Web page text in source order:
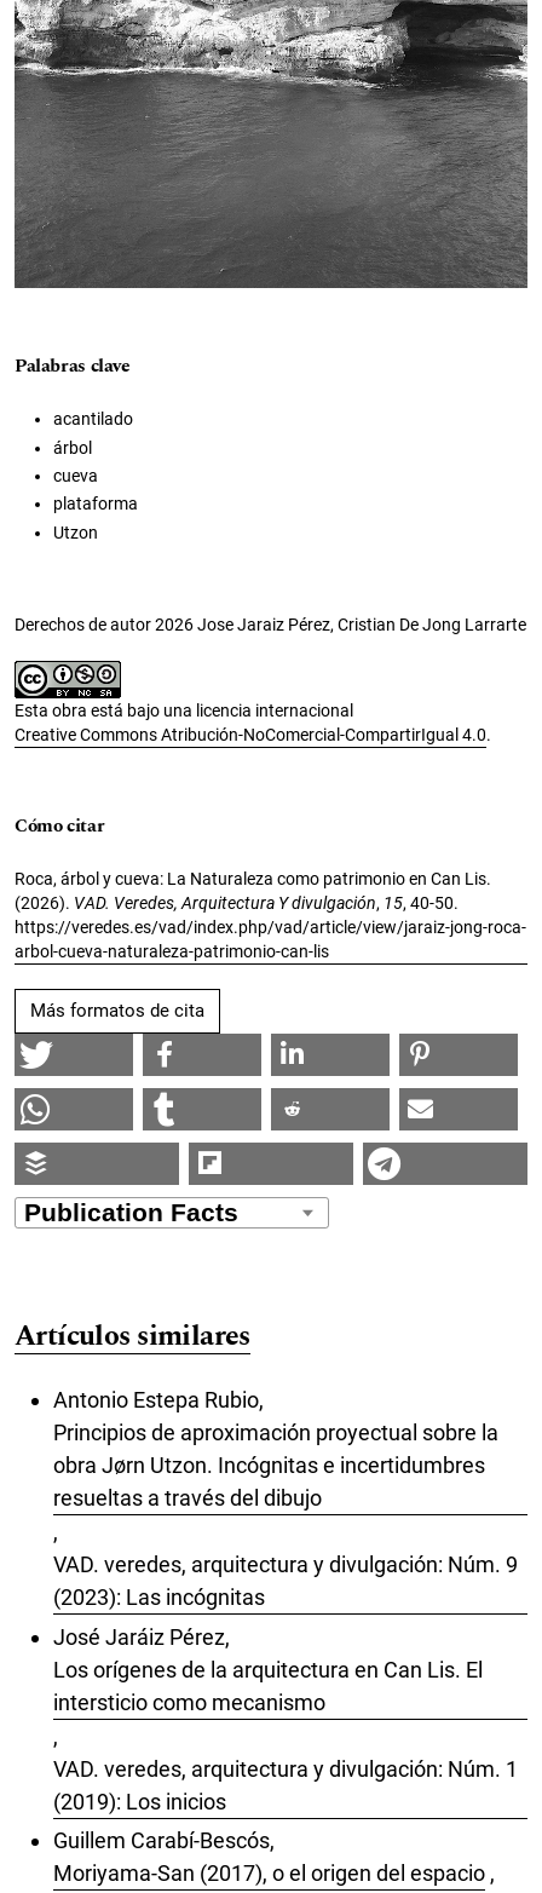
Palabras clave
acantilado
árbol
cueva
plataforma
Utzon
Derechos de autor 2026 Jose Jaraiz Pérez, Cristian De Jong Larrarte
Esta obra está bajo una licencia internacional
Creative Commons Atribución-NoComercial-CompartirIgual 4.0.
Cómo citar
Roca, árbol y cueva: La Naturaleza como patrimonio en Can Lis.
(2026). VAD. Veredes, Arquitectura Y divulgación, 15, 40-50.
https://veredes.es/vad/index.php/vad/article/view/jaraiz-jong-roca-
arbol-cueva-naturaleza-patrimonio-can-lis
Más formatos de cita
Artículos similares
Antonio Estepa Rubio,
Principios de aproximación proyectual sobre la
obra Jørn Utzon. Incógnitas e incertidumbres
resueltas a través del dibujo
,
VAD. veredes, arquitectura y divulgación: Núm. 9
(2023): Las incógnitas
José Jaráiz Pérez,
Los orígenes de la arquitectura en Can Lis. El
intersticio como mecanismo
,
VAD. veredes, arquitectura y divulgación: Núm. 1
(2019): Los inicios
Guillem Carabí-Bescós,
Moriyama-San (2017), o el origen del espacio ,